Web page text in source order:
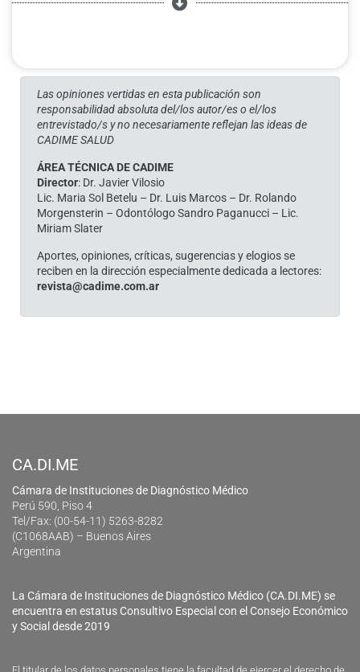
Las opiniones vertidas en esta publicación son
responsabilidad absoluta del/los autor/es o el/los
entrevistado/s y no necesariamente reflejan las ideas de
CADIME SALUD
ÁREA TÉCNICA DE CADIME
Director: Dr. Javier Vilosio
Lic. Maria Sol Betelu – Dr. Luis Marcos – Dr. Rolando
Morgensterin – Odontólogo Sandro Paganucci – Lic.
Miriam Slater
Aportes, opiniones, críticas, sugerencias y elogios se
reciben en la dirección especialmente dedicada a lectores:
revista@cadime.com.ar
CA.DI.ME
Cámara de Instituciones de Diagnóstico Médico
Perú 590, Piso 4
Tel/Fax: (00-54-11) 5263-8282
(C1068AAB) – Buenos Aires
Argentina
La Cámara de Instituciones de Diagnóstico Médico (CA.DI.ME) se
encuentra en estatus Consultivo Especial con el Consejo Económico
y Social desde 2019